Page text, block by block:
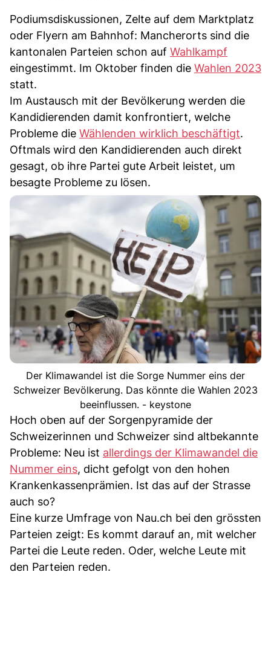
Podiumsdiskussionen, Zelte auf dem Marktplatz
oder Flyern am Bahnhof: Mancherorts sind die
kantonalen Parteien schon auf Wahlkampf
eingestimmt. Im Oktober finden die Wahlen 2023
statt.
Im Austausch mit der Bevölkerung werden die
Kandidierenden damit konfrontiert, welche
Probleme die Wählenden wirklich beschäftigt.
Oftmals wird den Kandidierenden auch direkt
gesagt, ob ihre Partei gute Arbeit leistet, um
besagte Probleme zu lösen.
Der Klimawandel ist die Sorge Nummer eins der
Schweizer Bevölkerung. Das könnte die Wahlen 2023
beeinflussen. - keystone
Hoch oben auf der Sorgenpyramide der
Schweizerinnen und Schweizer sind altbekannte
Probleme: Neu ist allerdings der Klimawandel die
Nummer eins, dicht gefolgt von den hohen
Krankenkassenprämien. Ist das auf der Strasse
auch so?
Eine kurze Umfrage von Nau.ch bei den grössten
Parteien zeigt: Es kommt darauf an, mit welcher
Partei die Leute reden. Oder, welche Leute mit
den Parteien reden.